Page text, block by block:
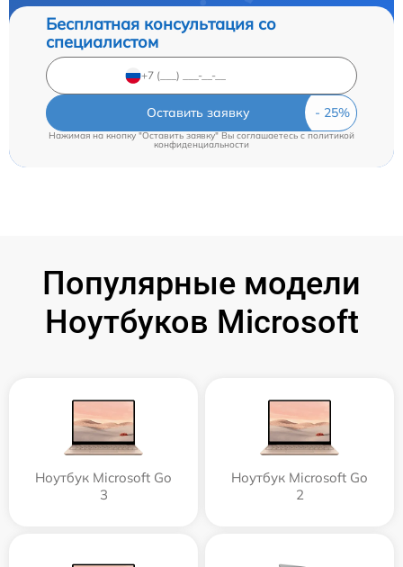
Бесплатная консультация со
специалистом
Оставить заявку
Нажимая на кнопку "Оставить заявку" Вы соглашаетесь cполитикой
конфиденциальности
Популярные модели
Ноутбуков Microsoft
Ноутбук Microsoft Go
3
Ноутбук Microsoft Go
2